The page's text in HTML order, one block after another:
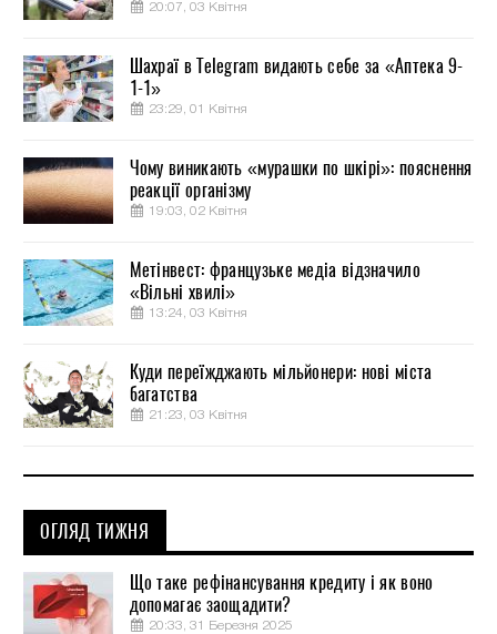
20:07, 03 Квітня
Шахраї в Telegram видають себе за «Аптека 9-
1-1»
23:29, 01 Квітня
Чому виникають «мурашки по шкірі»: пояснення
реакції організму
19:03, 02 Квітня
Метінвест: французьке медіа відзначило
«Вільні хвилі»
13:24, 03 Квітня
Куди переїжджають мільйонери: нові міста
багатства
21:23, 03 Квітня
ОГЛЯД ТИЖНЯ
Що таке рефінансування кредиту і як воно
допомагає заощадити?
20:33, 31 Березня 2025